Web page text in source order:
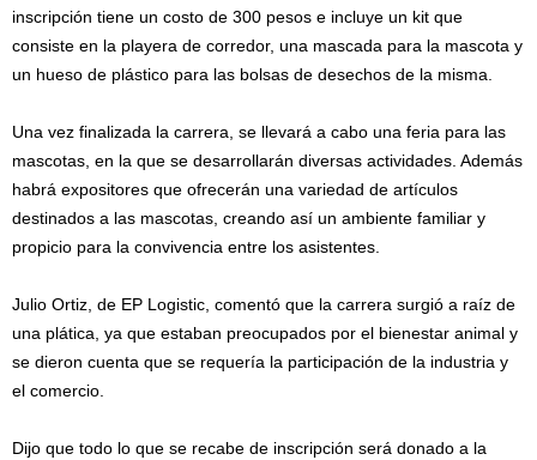
inscripción tiene un costo de 300 pesos e incluye un kit que
consiste en la playera de corredor, una mascada para la mascota y
un hueso de plástico para las bolsas de desechos de la misma.
Una vez finalizada la carrera, se llevará a cabo una feria para las
mascotas, en la que se desarrollarán diversas actividades. Además
habrá expositores que ofrecerán una variedad de artículos
destinados a las mascotas, creando así un ambiente familiar y
propicio para la convivencia entre los asistentes.
Julio Ortiz, de EP Logistic, comentó que la carrera surgió a raíz de
una plática, ya que estaban preocupados por el bienestar animal y
se dieron cuenta que se requería la participación de la industria y
el comercio.
Dijo que todo lo que se recabe de inscripción será donado a la